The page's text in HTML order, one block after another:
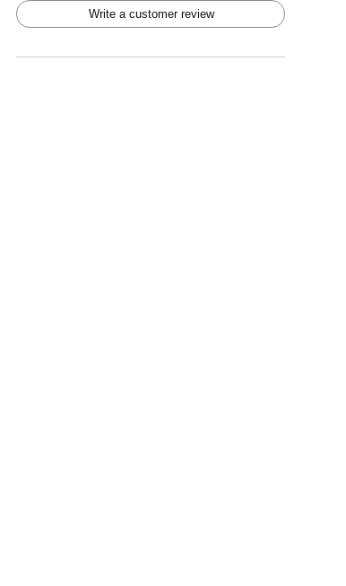
Write a customer review